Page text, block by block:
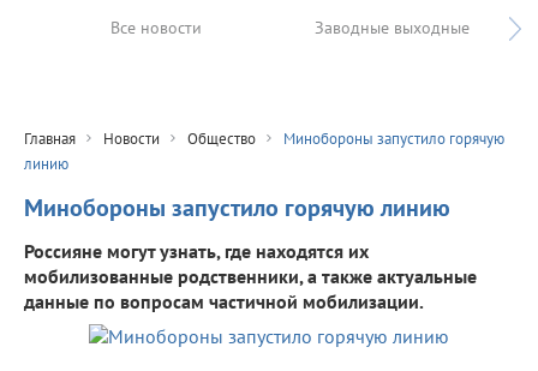
Все новости Заводные выходные
Главная Новости Общество
Минобороны запустило горячую
линию
Минобороны запустило горячую линию
Россияне могут узнать, где находятся их
мобилизованные родственники, а также актуальные
данные по вопросам частичной мобилизации.